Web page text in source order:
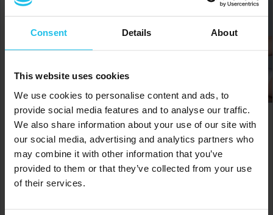
Consent Details About
This website uses cookies
We use cookies to personalise content and ads, to
provide social media features and to analyse our traffic.
We also share information about your use of our site with
our social media, advertising and analytics partners who
may combine it with other information that you’ve
provided to them or that they’ve collected from your use
of their services.
The OMNIS and SOC
applications
€60.00
Fogászati és holisztikus
kapcsolatok 2. rész
€60.00